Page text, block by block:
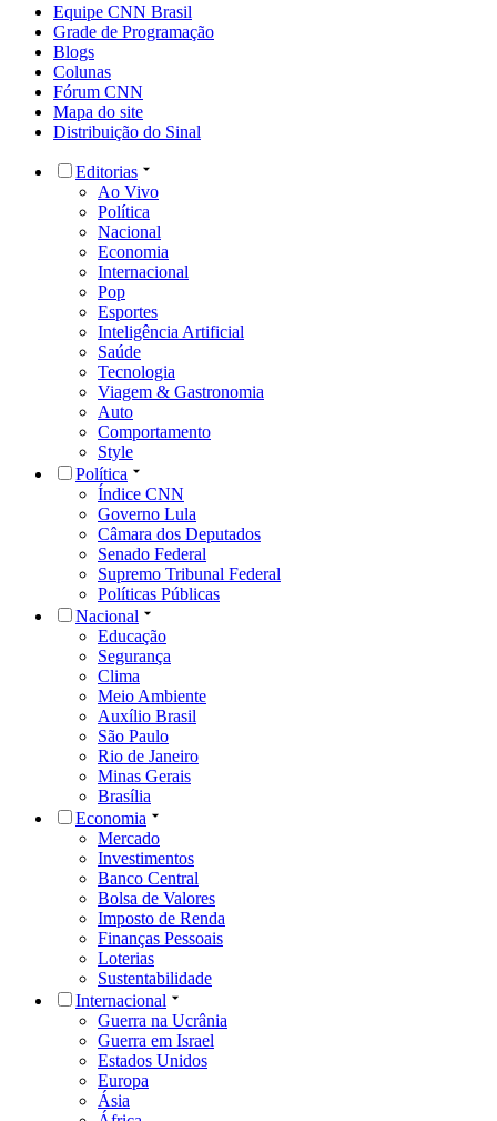
Equipe CNN Brasil
Grade de Programação
Blogs
Colunas
Fórum CNN
Mapa do site
Distribuição do Sinal
Editorias
Ao Vivo
Política
Nacional
Economia
Internacional
Pop
Esportes
Inteligência Artificial
Saúde
Tecnologia
Viagem & Gastronomia
Auto
Comportamento
Style
Política
Índice CNN
Governo Lula
Câmara dos Deputados
Senado Federal
Supremo Tribunal Federal
Políticas Públicas
Nacional
Educação
Segurança
Clima
Meio Ambiente
Auxílio Brasil
São Paulo
Rio de Janeiro
Minas Gerais
Brasília
Economia
Mercado
Investimentos
Banco Central
Bolsa de Valores
Imposto de Renda
Finanças Pessoais
Loterias
Sustentabilidade
Internacional
Guerra na Ucrânia
Guerra em Israel
Estados Unidos
Europa
Ásia